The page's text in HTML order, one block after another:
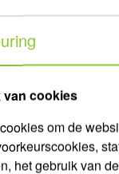
Zuidwolde
Uitvoeringen
Nr. Diameter
3/8" x 10mm
van cookies
om de
het gebruik van